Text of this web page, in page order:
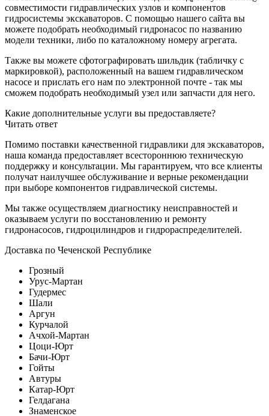
совместимости гидравлических узлов и компонентов
гидросистемы экскаваторов. С помощью нашего сайта вы
можете подобрать необходимый гидронасос по названию
модели техники, либо по каталожному номеру агрегата.
Также вы можете сфотографировать шильдик (табличку с
маркировкой), расположенный на вашем гидравлическом
насосе и прислать его нам по электронной почте - так мы
сможем подобрать необходимый узел или запчасти для него.
Какие дополнительные услуги вы предоставляете?
Читать ответ
Помимо поставки качественной гидравлики для экскаваторов,
наша команда предоставляет всестороннюю техническую
поддержку и консультации. Мы гарантируем, что все клиенты
получат наилучшее обслуживание и верные рекомендации
при выборе компонентов гидравлической системы.
Мы также осуществляем диагностику неисправностей и
оказываем услуги по восстановлению и ремонту
гидронасосов, гидроцилиндров и гидрораспределителей.
Доставка по Чеченской Республике
Грозный
Урус-Мартан
Гудермес
Шали
Аргун
Курчалой
Ачхой-Мартан
Цоци-Юрт
Бачи-Юрт
Гойты
Автуры
Катар-Юрт
Гелдагана
Знаменское